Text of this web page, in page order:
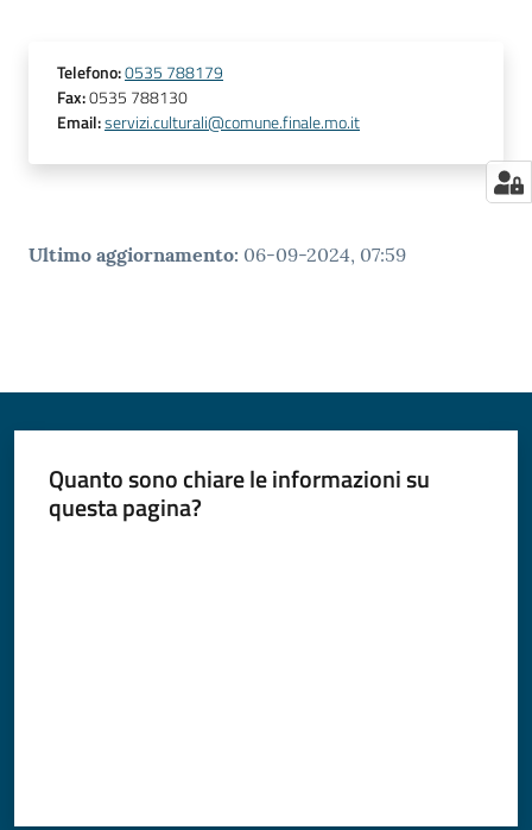
Telefono:0535 788179
Fax:0535 788130
Email:servizi.culturali@comune.finale.mo.it
Ultimo aggiornamento: 06-09-2024, 07:59
Quanto sono chiare le informazioni su
questa pagina?